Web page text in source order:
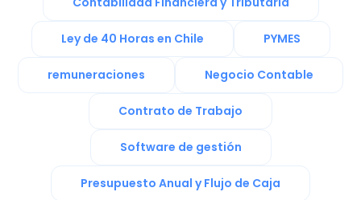
Ley de 40 Horas en Chile PYMES
remuneraciones Negocio Contable
Contrato de Trabajo
Software de gestión
Presupuesto Anual y Flujo de Caja